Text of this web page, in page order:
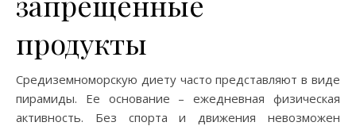
продукты
Средиземноморскую диету часто представляют в виде
пирамиды. Ее основание – ежедневная физическая
активность. Без спорта и движения невозможен